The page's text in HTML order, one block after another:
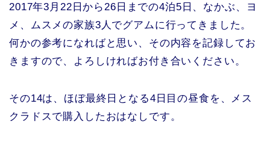
2017年3月22日から26日までの4泊5日、なかぶ、ヨ
メ、ムスメの家族3人でグアムに行ってきました。
何かの参考になればと思い、その内容を記録してお
きますので、よろしければお付き合いください。
その14は、ほぼ最終日となる4日目の昼食を、メス
クラドスで購入したおはなしです。